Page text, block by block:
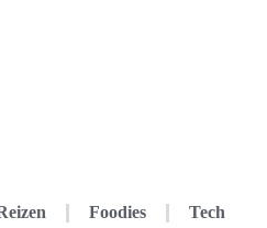
Foodies Tech